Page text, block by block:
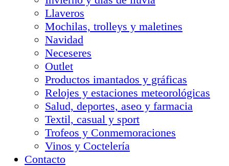
Llaveros
Mochilas, trolleys y maletines
Navidad
Neceseres
Outlet
Productos imantados y gráficas
Relojes y estaciones meteorológicas
Salud, deportes, aseo y farmacia
Textil, casual y sport
Trofeos y Conmemoraciones
Vinos y Coctelería
Contacto